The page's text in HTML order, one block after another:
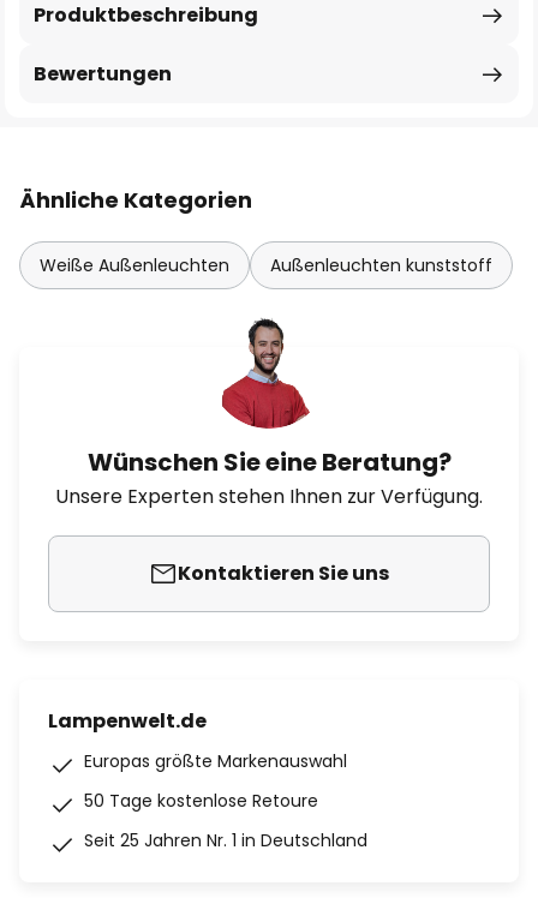
Produktbeschreibung
Bewertungen
Ähnliche Kategorien
Weiße Außenleuchten Außenleuchten kunststoff
Wünschen Sie eine Beratung?
Unsere Experten stehen Ihnen zur Verfügung.
Kontaktieren Sie uns
Lampenwelt.de
Europas größte Markenauswahl
50 Tage kostenlose Retoure
Seit 25 Jahren Nr. 1 in Deutschland